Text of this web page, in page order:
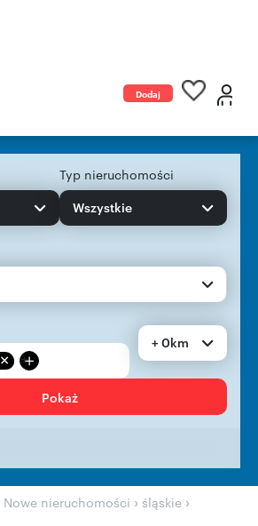
Dodaj
Typ nieruchomości
Wszystkie
+
+ 0km
Pokaż
Nowe nieruchomości › śląskie ›